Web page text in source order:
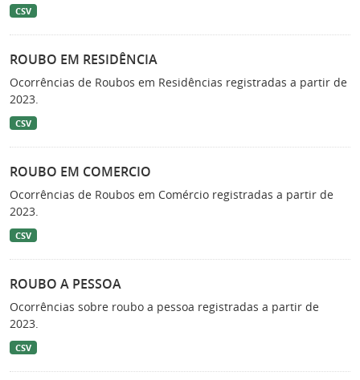
CSV
ROUBO EM RESIDÊNCIA
Ocorrências de Roubos em Residências registradas a partir de
2023.
CSV
ROUBO EM COMERCIO
Ocorrências de Roubos em Comércio registradas a partir de
2023.
CSV
ROUBO A PESSOA
Ocorrências sobre roubo a pessoa registradas a partir de
2023.
CSV